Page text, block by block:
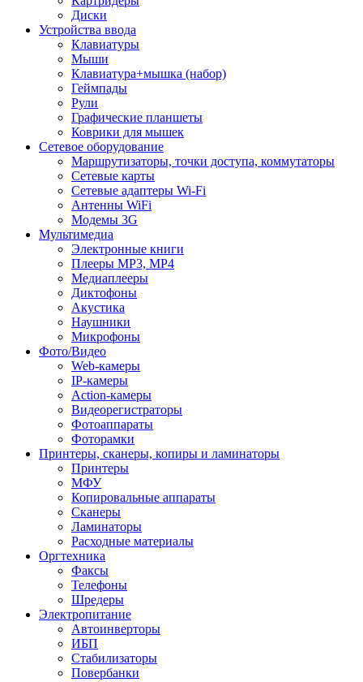
Диски
Устройства ввода
Клавиатуры
Мыши
Клавиатура+мышка (набор)
Геймпады
Рули
Графические планшеты
Коврики для мышек
Сетевое оборудование
Маршрутизаторы, точки доступа, коммутаторы
Сетевые карты
Сетевые адаптеры Wi-Fi
Антенны WiFi
Модемы 3G
Мультимедиа
Электронные книги
Плееры MP3, MP4
Медиаплееры
Диктофоны
Акустика
Наушники
Микрофоны
Фото/Видео
Web-камеры
IP-камеры
Action-камеры
Видеорегистраторы
Фотоаппараты
Фоторамки
Принтеры, сканеры, копиры и ламинаторы
Принтеры
МФУ
Копировальные аппараты
Сканеры
Ламинаторы
Расходные материалы
Оргтехника
Факсы
Телефоны
Шредеры
Электропитание
Автоинверторы
ИБП
Стабилизаторы
Повербанки